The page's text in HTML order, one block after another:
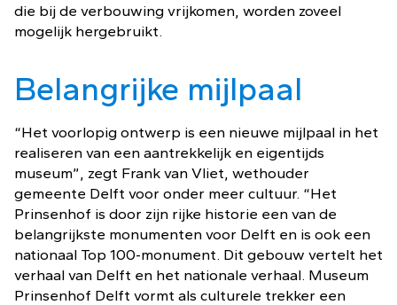
die bij de verbouwing vrijkomen, worden zoveel
mogelijk hergebruikt.
Belangrijke mijlpaal
“Het voorlopig ontwerp is een nieuwe mijlpaal in het
realiseren van een aantrekkelijk en eigentijds
museum”, zegt Frank van Vliet, wethouder
gemeente Delft voor onder meer cultuur. “Het
Prinsenhof is door zijn rijke historie een van de
belangrijkste monumenten voor Delft en is ook een
nationaal Top 100-monument. Dit gebouw vertelt het
verhaal van Delft en het nationale verhaal. Museum
Prinsenhof Delft vormt als culturele trekker een